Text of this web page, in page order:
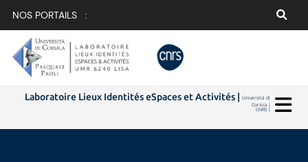
NOS PORTAILS :
Laboratoire Lieux Identités eSpaces et Activités |Università di
Corsica |
CNRS |